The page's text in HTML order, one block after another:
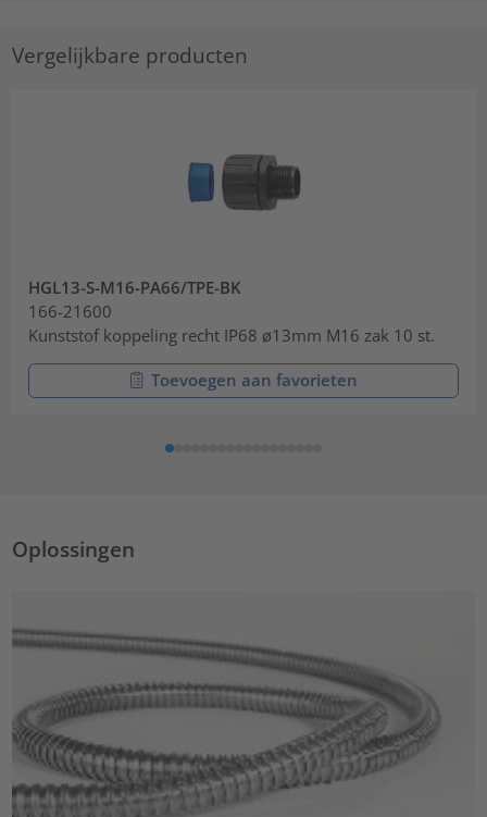
Vergelijkbare producten
HGL13-S-M16-PA66/TPE-BK
166-21600
Kunststof koppeling recht IP68 ø13mm M16 zak 10 st.
Toevoegen aan favorieten
Oplossingen